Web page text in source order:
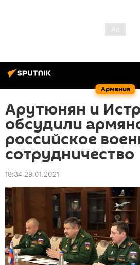
Армения
Арутюнян и
обсудили
российское
сотрудничество
18:34 29.01.2021